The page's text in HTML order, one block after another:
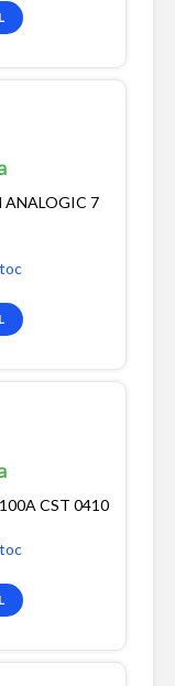
ANALOGIC 7
CST 0410